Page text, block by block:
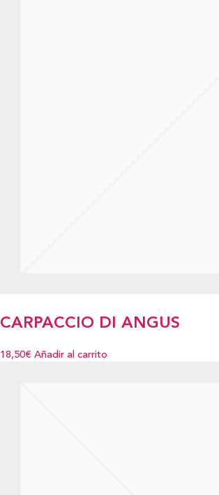
CARPACCIO DI ANGUS
18,50€ Añadir al carrito